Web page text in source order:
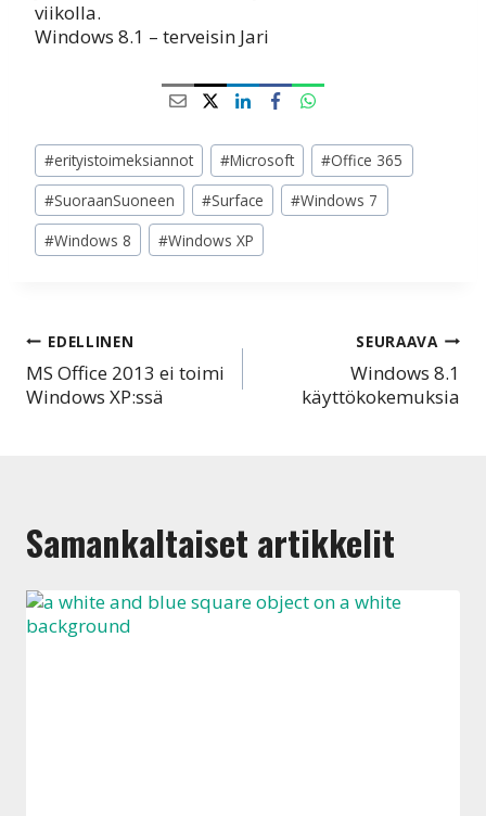
viikolla.
Windows 8.1 – terveisin Jari
Avainsanat:
#erityistoimeksiannot #Microsoft #Office 365
#SuoraanSuoneen #Surface #Windows 7
#Windows 8 #Windows XP
Artikkelien
selaus
EDELLINEN
MS Office 2013 ei toimi
Windows XP:ssä
SEURAAVA
Windows 8.1
käyttökokemuksia
Samankaltaiset artikkelit